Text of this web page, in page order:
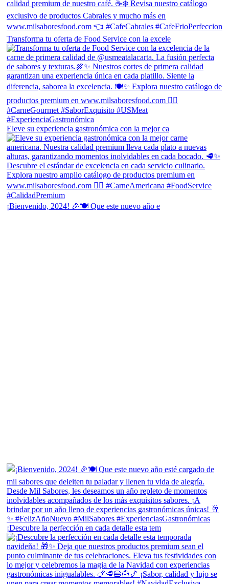
Transforma tu oferta de Food Service con la excele
Eleve su experiencia gastronómica con la mejor ca
¡Bienvenido, 2024! 🎉🍽 Que este nuevo año e
¡Descubre la perfección en cada detalle esta tem